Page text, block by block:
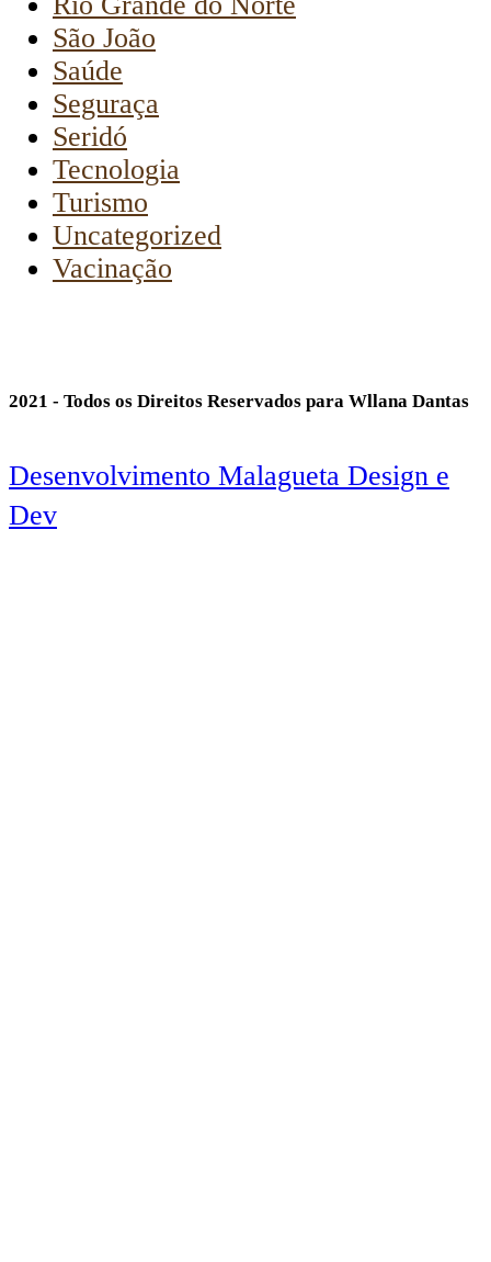
São João
Saúde
Seguraça
Seridó
Tecnologia
Turismo
Uncategorized
Vacinação
2021 - Todos os Direitos Reservados para Wllana Dantas
Desenvolvimento Malagueta Design e
Dev